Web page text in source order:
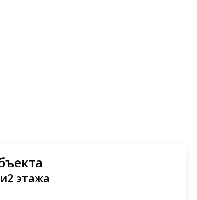
2 этажа